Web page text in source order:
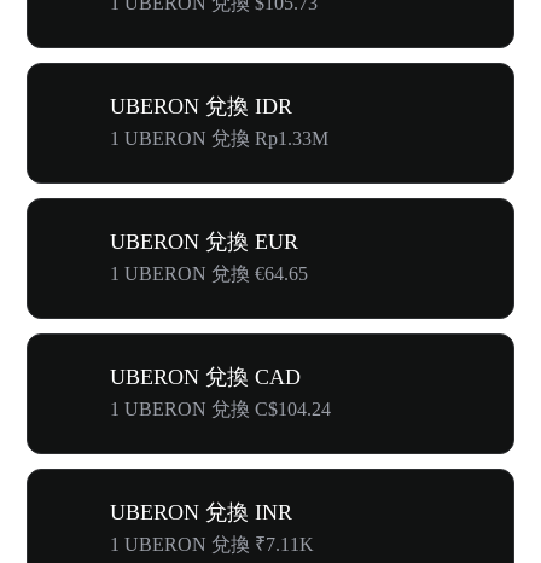
UBERON 兌換 IDR
1 UBERON 兌換 Rp1.33M
UBERON 兌換 EUR
1 UBERON 兌換 €64.65
UBERON 兌換 CAD
1 UBERON 兌換 C$104.24
UBERON 兌換 INR
1 UBERON 兌換 ₹7.11K